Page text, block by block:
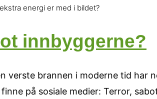
energi er med i bildet?
innbyggerne?
verste brannen i moderne tid har
på sosiale medier: Terror,